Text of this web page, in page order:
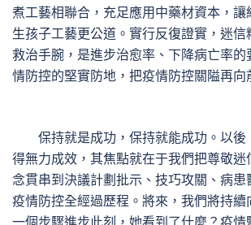
煮工藝相聯合，充足應用中藥材資本，讓
生孩子工藝更公道。實行反復證實，迷信
救治手腕，是進步治愈率、下降病亡率
情防控的堅實防地，把疫情防控關隘再向
保持就是成功，保持就能成功。以後
得無力成效，其焦點就在于我們把尊敬迷
念貫串到決議計劃批示、技巧攻關、病患
疫情防控全經過歷程。將來，我們將持
一個步驟進步此刻，她看到了什麼？疫情